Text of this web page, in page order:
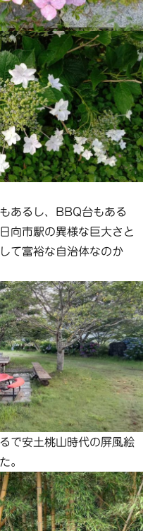
あるし、BBQ台もある
向市駅の異様な巨大さと
て富裕な自治体なのか
で安土桃山時代の屏風絵
。